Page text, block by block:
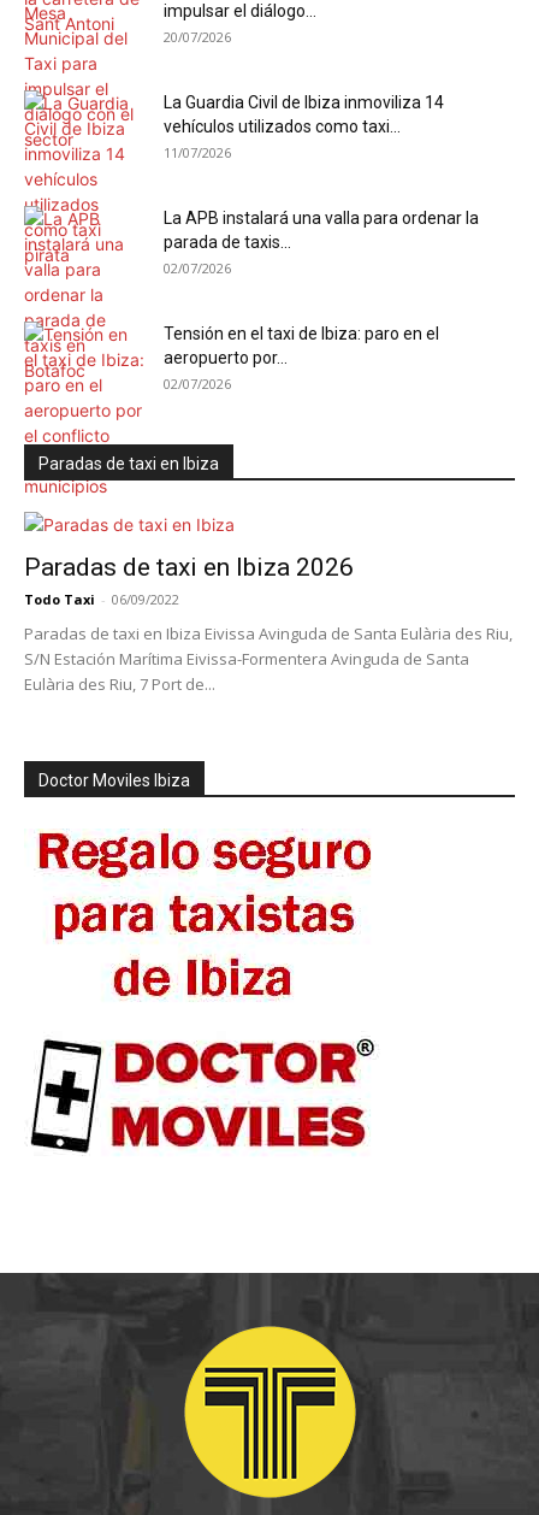
impulsar el diálogo...
20/07/2026
La Guardia Civil de Ibiza inmoviliza 14
vehículos utilizados como taxi...
11/07/2026
La APB instalará una valla para ordenar la
parada de taxis...
02/07/2026
Tensión en el taxi de Ibiza: paro en el
aeropuerto por...
02/07/2026
Paradas de taxi en Ibiza
Paradas de taxi en Ibiza 2026
Todo Taxi - 06/09/2022
Paradas de taxi en Ibiza Eivissa Avinguda de Santa Eulària des Riu,
S/N Estación Marítima Eivissa-Formentera Avinguda de Santa
Eulària des Riu, 7 Port de...
Doctor Moviles Ibiza